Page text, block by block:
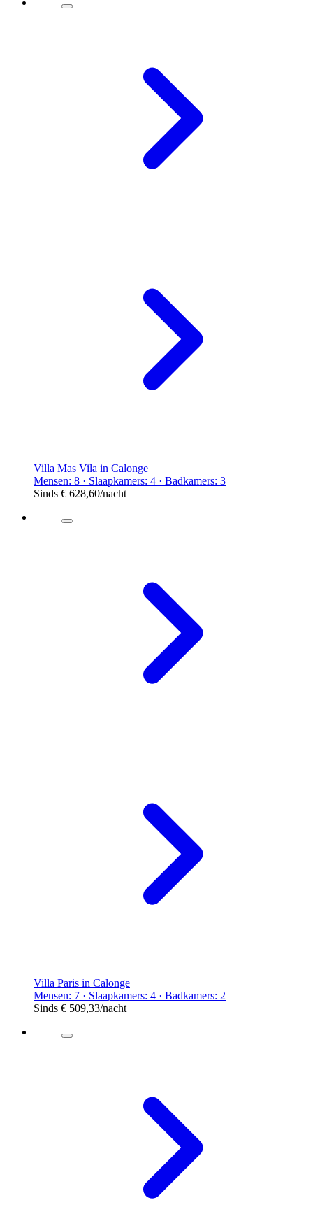
Villa Mas Vila in Calonge
Mensen: 8 · Slaapkamers: 4 · Badkamers: 3
Sinds € 628,60/nacht
Villa Paris in Calonge
Mensen: 7 · Slaapkamers: 4 · Badkamers: 2
Sinds € 509,33/nacht